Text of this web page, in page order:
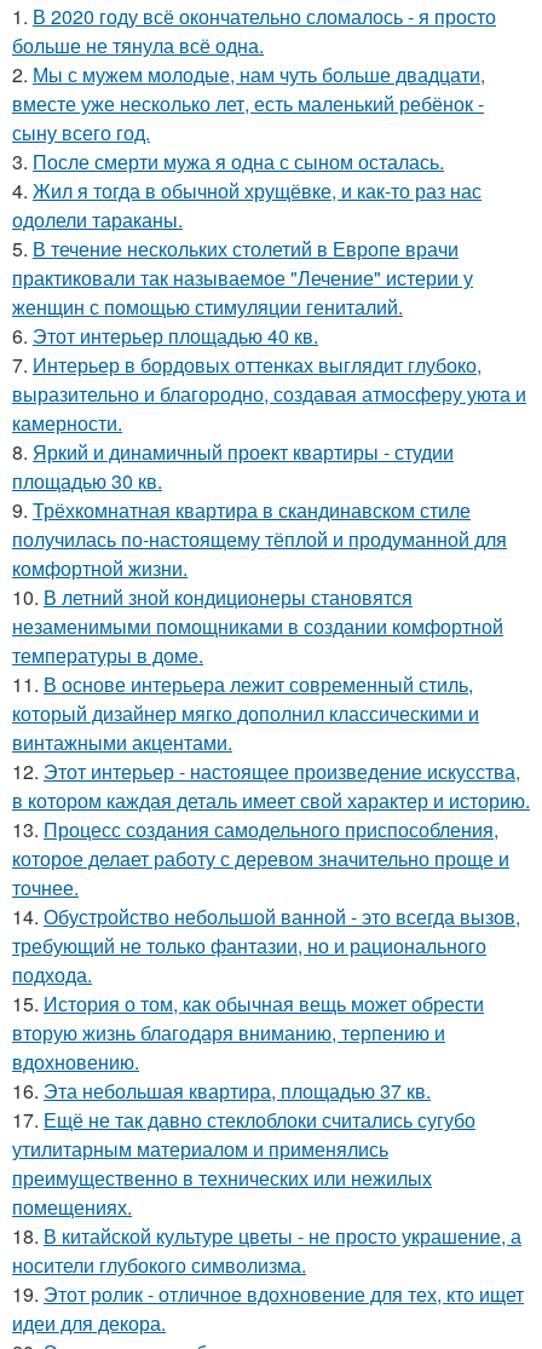
1. В 2020 году всё окончательно сломалось - я просто
больше не тянула всё одна.
2. Мы с мужем молодые, нам чуть больше двадцати,
вместе уже несколько лет, есть маленький ребёнок -
сыну всего год.
3. После смерти мужа я одна с сыном осталась.
4. Жил я тогда в обычной хрущёвке, и как-то раз нас
одолели тараканы.
5. В течение нескольких столетий в Европе врачи
практиковали так называемое "Лечение" истерии у
женщин с помощью стимуляции гениталий.
6. Этот интерьер площадью 40 кв.
7. Интерьер в бордовых оттенках выглядит глубоко,
выразительно и благородно, создавая атмосферу уюта и
камерности.
8. Яркий и динамичный проект квартиры - студии
площадью 30 кв.
9. Трёхкомнатная квартира в скандинавском стиле
получилась по-настоящему тёплой и продуманной для
комфортной жизни.
10. В летний зной кондиционеры становятся
незаменимыми помощниками в создании комфортной
температуры в доме.
11. В основе интерьера лежит современный стиль,
который дизайнер мягко дополнил классическими и
винтажными акцентами.
12. Этот интерьер - настоящее произведение искусства,
в котором каждая деталь имеет свой характер и историю.
13. Процесс создания самодельного приспособления,
которое делает работу с деревом значительно проще и
точнее.
14. Обустройство небольшой ванной - это всегда вызов,
требующий не только фантазии, но и рационального
подхода.
15. История о том, как обычная вещь может обрести
вторую жизнь благодаря вниманию, терпению и
вдохновению.
16. Эта небольшая квартира, площадью 37 кв.
17. Ещё не так давно стеклоблоки считались сугубо
утилитарным материалом и применялись
преимущественно в технических или нежилых
помещениях.
18. В китайской культуре цветы - не просто украшение, а
носители глубокого символизма.
19. Этот ролик - отличное вдохновение для тех, кто ищет
идеи для декора.